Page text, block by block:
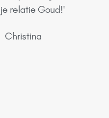
relatie Goud!'
Christina